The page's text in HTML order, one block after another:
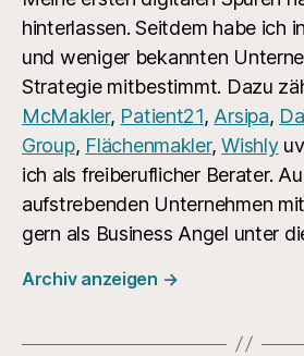
hinterlassen. Seitdem habe ich
und weniger bekannten
Strategie mitbestimmt. Dazu
McMakler, Patient21, Arsipa,
Group, Flächenmakler,Wishly
ich als freiberuflicher Berater.
aufstrebenden Unternehmen
gern als Business Angel unter
Archiv anzeigen →